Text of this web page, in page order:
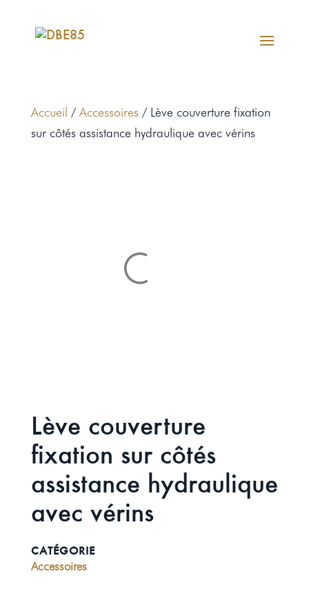
Accueil / Accessoires / Lève couverture fixation
sur côtés assistance hydraulique avec vérins
Lève couverture
fixation sur côtés
assistance hydraulique
avec vérins
CATÉGORIE
Accessoires